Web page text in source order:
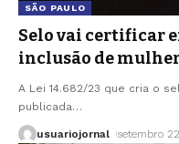
SÃO PAULO
Selo vai certificar
inclusão de
A Lei 14.682/23 que cria o
publicada…
usuariojornal setembro